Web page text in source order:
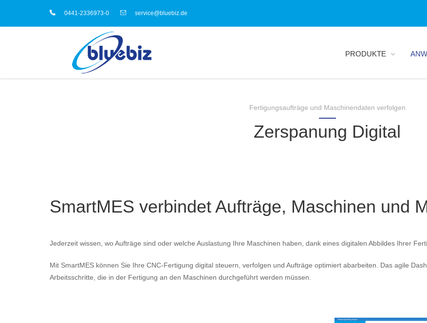
0441-2336973-0 service@bluebiz.de
PRODUKTE
Fertigungsaufträge und Maschinendaten verfolgen
Zerspanung Digital
SmartMES verbindet Aufträge, Maschinen und
Jederzeit wissen, wo Aufträge sind oder welche Auslastung Ihre Maschinen haben, dank eines digitalen Abbildes Ihrer
Mit SmartMES können Sie Ihre CNC-Fertigung digital steuern, verfolgen und Aufträge optimiert abarbeiten. Das agile
Arbeitsschritte, die in der Fertigung an den Maschinen durchgeführt werden müssen.